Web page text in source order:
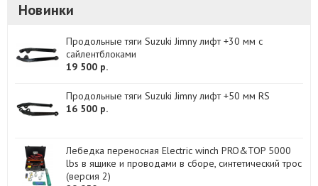
Новинки
Продольные тяги Suzuki Jimny лифт +30 мм с
сайлентблоками
19 500 р.
Продольные тяги Suzuki Jimny лифт +50 мм RS
16 500 р.
Лебедка переносная Electric winch PRO&TOP 5000
lbs в ящике и проводами в сборе, синтетический трос
(версия 2)